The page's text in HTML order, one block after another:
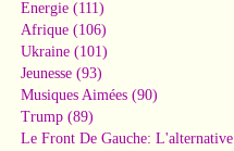
Energie (111)
Afrique (106)
Ukraine (101)
Jeunesse (93)
Musiques Aimées (90)
Trump (89)
Le Front De Gauche: L'alternative